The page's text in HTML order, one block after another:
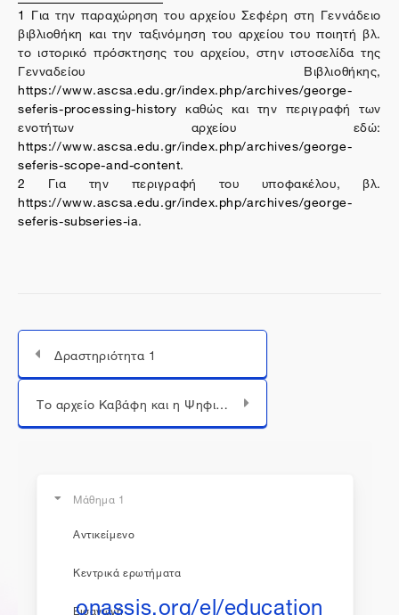
1 Για την παραχώρηση του αρχείου Σεφέρη στη Γεννάδειο
βιβλιοθήκη και την ταξινόμηση του αρχείου του ποιητή βλ.
το ιστορικό πρόσκτησης του αρχείου, στην ιστοσελίδα της
Γενναδείου Βιβλιοθήκης,
https://www.ascsa.edu.gr/index.php/archives/george-
seferis-processing-history καθώς και την περιγραφή των
ενοτήτων αρχείου εδώ:
https://www.ascsa.edu.gr/index.php/archives/george-
seferis-scope-and-content.
2 Για την περιγραφή του υποφακέλου, βλ.
https://www.ascsa.edu.gr/index.php/archives/george-
seferis-subseries-ia.
Δραστηριότητα 1
Μεταπήδηση σε...
Το αρχείο Καβάφη και η Ψηφιακή του Συλλογή
Μάθημα 1
Αντικείμενο
Κεντρικά ερωτήματα
Εισαγωγή
η εκπαίδευση συνεχίζεται...
onassis.org/el/education